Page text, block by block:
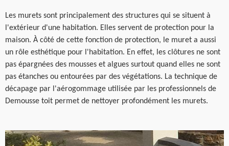
Les murets sont principalement des structures qui se situent à
l'extérieur d'une habitation. Elles servent de protection pour la
maison. À côté de cette fonction de protection, le muret a aussi
un rôle esthétique pour l'habitation. En effet, les clôtures ne sont
pas épargnées des mousses et algues surtout quand elles ne sont
pas étanches ou entourées par des végétations. La technique de
décapage par l'aérogommage utilisée par les professionnels de
Demousse toit permet de nettoyer profondément les murets.